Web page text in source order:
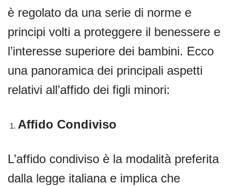
è regolato da una serie di norme e
principi volti a proteggere il benessere e
l’interesse superiore dei bambini. Ecco
una panoramica dei principali aspetti
relativi all’affido dei figli minori:
Affido Condiviso
L’affido condiviso è la modalità preferita
dalla legge italiana e implica che